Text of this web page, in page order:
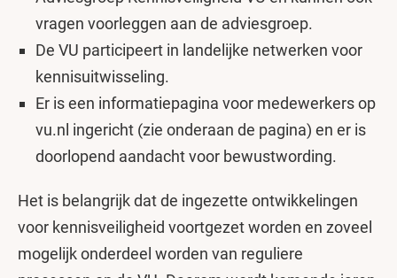
vragen voorleggen aan de adviesgroep.
De VU participeert in landelijke netwerken voor
kennisuitwisseling.
Er is een informatiepagina voor medewerkers op
vu.nl ingericht (zie onderaan de pagina) en er is
doorlopend aandacht voor bewustwording.
Het is belangrijk dat de ingezette ontwikkelingen
voor kennisveiligheid voortgezet worden en zoveel
mogelijk onderdeel worden van reguliere